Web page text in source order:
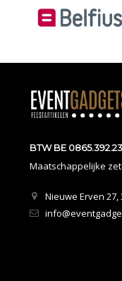
BTW BE
Maatschappelijke
Nieuwe Erven 27,